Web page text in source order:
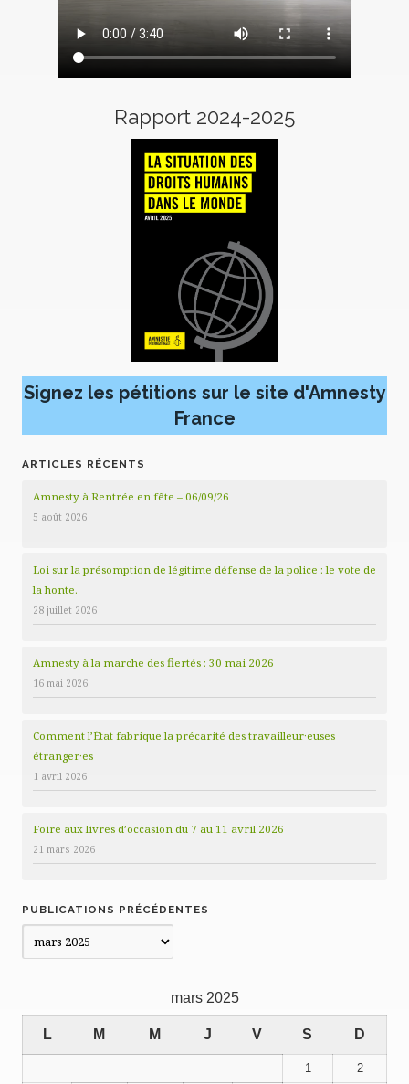
Rapport 2024-2025
Signez les pétitions sur le site d'Amnesty
France
ARTICLES RÉCENTS
Amnesty à Rentrée en fête – 06/09/26
5 août 2026
Loi sur la présomption de légitime défense de la police : le vote de
la honte.
28 juillet 2026
Amnesty à la marche des fiertés : 30 mai 2026
16 mai 2026
Comment l’État fabrique la précarité des travailleur·euses
étranger·es
1 avril 2026
Foire aux livres d’occasion du 7 au 11 avril 2026
21 mars 2026
PUBLICATIONS PRÉCÉDENTES
mars 2025
L M M J V S D
1 2